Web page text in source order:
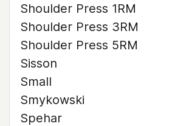
Shoulder Press 1RM
Shoulder Press 3RM
Shoulder Press 5RM
Sisson
Small
Smykowski
Spehar